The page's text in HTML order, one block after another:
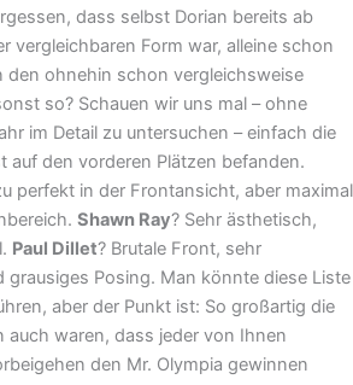
dass selbst Dorian bereits ab
vergleichbaren Form war, alleine schon
den ohnehin schon vergleichsweise
so? Schauen wir uns mal – ohne
im Detail zu untersuchen – einfach die
auf den vorderen Plätzen befanden.
perfekt in der Frontansicht, aber maximal
Shawn Ray? Sehr ästhetisch,
Paul Dillet? Brutale Front, sehr
grausiges Posing. Man könnte diese Liste
aber der Punkt ist: So großartig die
auch waren, dass jeder von Ihnen
den Mr. Olympia gewinnen